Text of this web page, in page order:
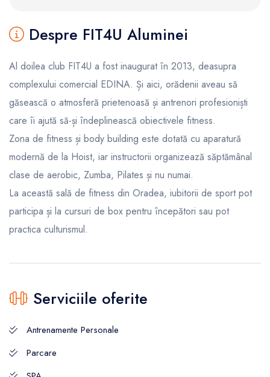
Despre FIT4U Aluminei
Al doilea club FIT4U a fost inaugurat în 2013, deasupra
complexului comercial EDINA. Și aici, orădenii aveau să
găsească o atmosferă prietenoasă și antrenori profesioniști
care îi ajută să-și îndeplinească obiectivele fitness.
Zona de fitness și body building este dotată cu aparatură
modernă de la Hoist, iar instructorii organizează săptămânal
clase de aerobic, Zumba, Pilates și nu numai.
La această sală de fitness din Oradea, iubitorii de sport pot
participa și la cursuri de box pentru începători sau pot
practica culturismul.
Serviciile oferite
Antrenamente Personale
Parcare